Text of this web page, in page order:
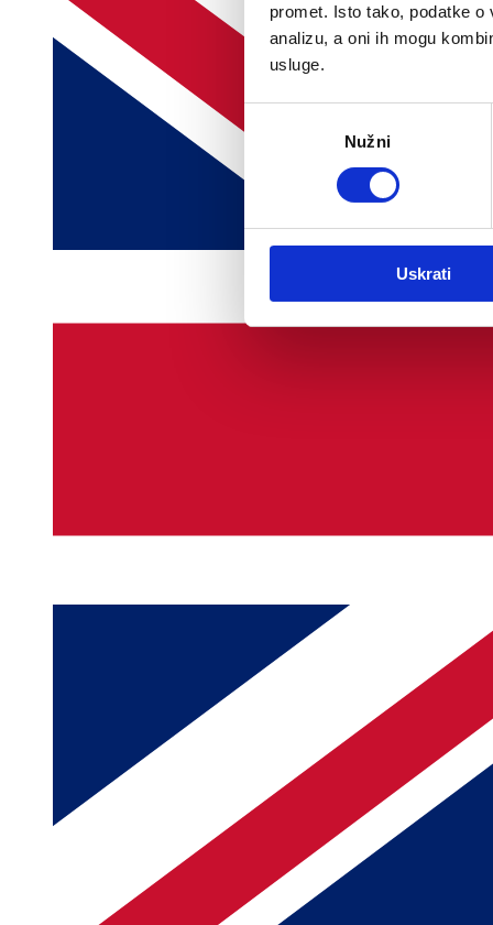
promet. Isto tako, podatke
analizu, a oni ih mogu
usluge.
Nužni
Uskrati